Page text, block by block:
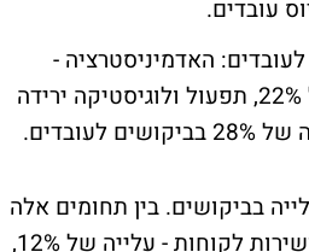
עובדים.
לעובדים: האדמיניסטרציה -
ירידה של 18%, מנהלי חשבונות ירידה של 14%, מנהלי שיווק ירידה של 22%, תפעול ולוגיסטיקה ירידה
בביקושים. בין תחומים אלה
ניתן לראות דרישה לעובדים בתחומים: מכירות עלייה של 17%, תמיכה ושירות לקוחות - עלייה של 12%,